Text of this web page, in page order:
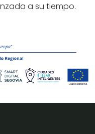
a su tiempo.